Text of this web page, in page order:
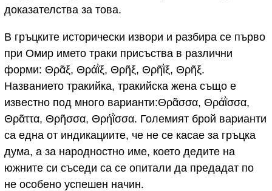
доказателства за това.
В гръцките исторически извори и разбира се първо
при Омир името траки присъства в различни
форми: Θρᾶξ, Θράῒξ, Θρῆξ, Θρῆῒξ, Θρῆξ.
Названието тракийка, тракийска жена също е
известно под много варианти:Θρᾶσσα, Θράῒσσα,
Θρᾶττα, Θρῆσσα, Θρήῒσσα. Големият брой варианти
са една от индикациите, че не се касае за гръцка
дума, а за народностно име, което дедите на
южните си съседи са се опитали да предадат по
не особено успешен начин.